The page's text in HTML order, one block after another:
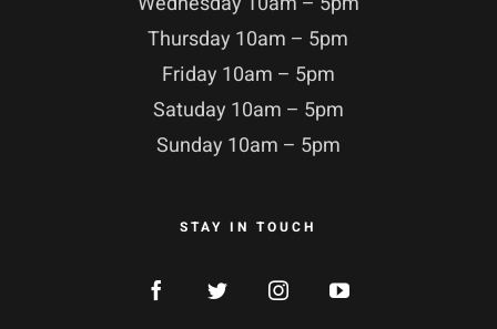
Thursday 10am – 5pm
Friday 10am – 5pm
Satuday 10am – 5pm
Sunday 10am – 5pm
STAY IN TOUCH